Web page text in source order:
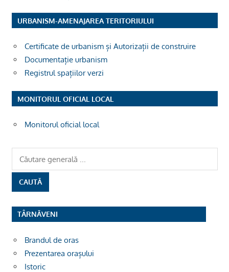
URBANISM-AMENAJAREA TERITORIULUI
Certificate de urbanism și Autorizații de construire
Documentație urbanism
Registrul spațiilor verzi
MONITORUL OFICIAL LOCAL
Monitorul oficial local
TÂRNĂVENI
Brandul de oras
Prezentarea orașului
Istoric